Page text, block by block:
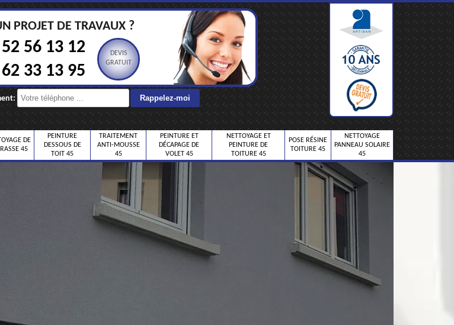
PROJET DE TRAVAUX ?
56 13 12
33 13 95
DEVIS
GRATUIT
DE
45
PEINTURE
DESSOUS DE
TOIT 45
TRAITEMENT
ANTI-MOUSSE
45
PEINTURE ET
DÉCAPAGE DE
VOLET 45
NETTOYAGE ET
PEINTURE DE
TOITURE 45
POSE RÉSINE
TOITURE 45
NETTOYAGE
PANNEAU SOLAIRE
45